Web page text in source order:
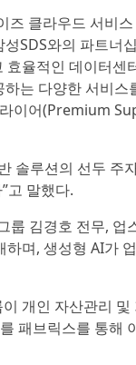
클라우드 서비
SDS와의 파트너
율적인 데이터센
는 다양한 서비
이어(Premium
솔루션의 선두 주
고 말했다.
룹 김경호 전무, 업
며, 생성형 AI가
개인 자산관리
패브릭스를 통해